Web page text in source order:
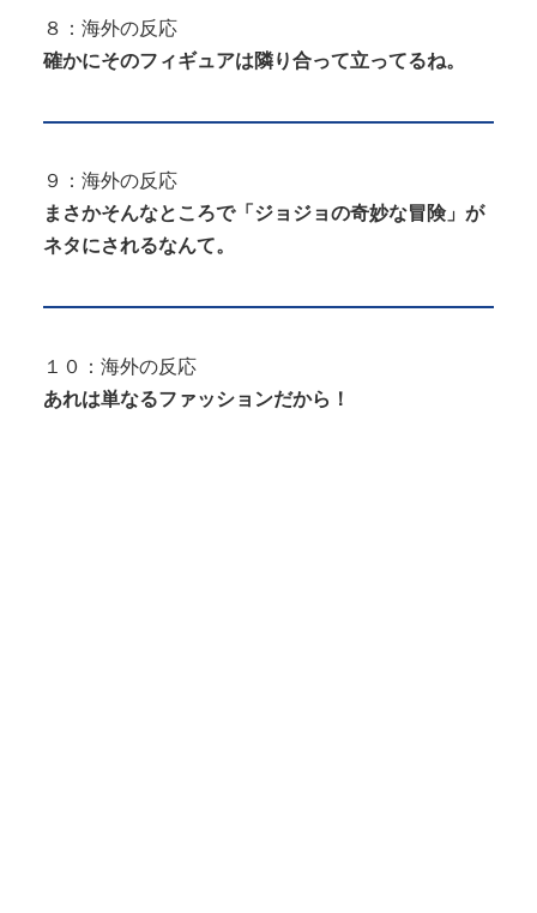
８：海外の反応
確かにそのフィギュアは隣り合って立ってるね。
９：海外の反応
まさかそんなところで「ジョジョの奇妙な冒険」が
ネタにされるなんて。
１０：海外の反応
あれは単なるファッションだから！